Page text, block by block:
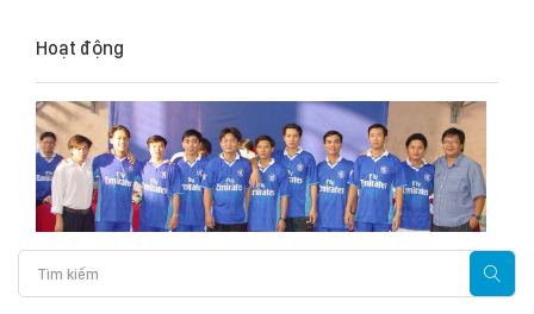
Hoạt động